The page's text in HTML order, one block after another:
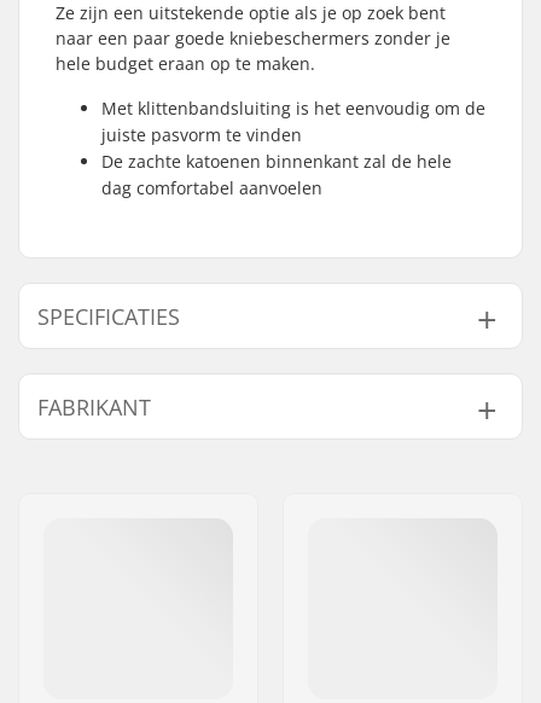
Ze zijn een uitstekende optie als je op zoek bent
naar een paar goede kniebeschermers zonder je
hele budget eraan op te maken.
Met klittenbandsluiting is het eenvoudig om de
juiste pasvorm te vinden
De zachte katoenen binnenkant zal de hele
dag comfortabel aanvoelen
SPECIFICATIES
Passysteem: Klittenbandsluiting
FABRIKANT